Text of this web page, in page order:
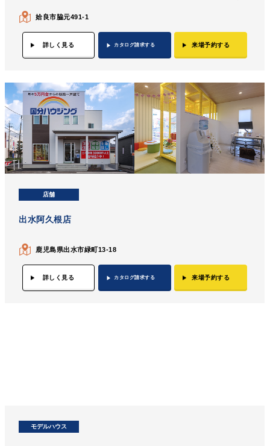
姶良市脇元491-1
詳しく見る カタログ請求する 来場予約する
出水阿久根店
店舗
鹿児島県出水市緑町13-18
詳しく見る カタログ請求する 来場予約する
モデルハウス